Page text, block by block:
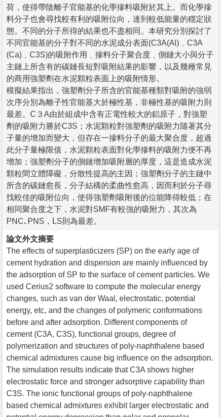
荷，使得帶陰離子官能基的化學摻料吸附於其上。而化學摻
料分子也會尋找較有利的吸附位向，達到較低能量的穩定狀
態。不同的分子所得的結果也不盡相同。本研究分別探討了
不同官能基的分子對不同的水泥成分表面(C3A(Al)﹑C3A
(Ca)﹑C3S)的吸附作用﹑摻料分子聚合度﹑側鏈大小與分子
主鏈上所含有的碳鏈長短對吸附結果的影響，以及幾種常見
的商用強塑劑在水泥顆粒表面上的吸附情形。
模擬結果指出，強塑劑分子所含的官能基種類對吸附的強弱
次序分別為離子性官能基大於極性基，非極性基的吸附力則
最差。C３A由於組成中含有正電性較大的鋁原子，對強塑
劑的吸附力勝於C3S；水泥顆粒對強塑劑的吸附力隨著其分
子量的增加而變大，但存在一摻料分子的最大聚合度，超過
此分子量極限值，水泥顆粒表面對化學摻料的吸附力便不再
增加；強塑劑分子的側鏈增加吸附層的厚度，這是造成水泥
顆粒間立體障礙，分散性提高的主因；強塑劑分子的主鏈中
所含的碳鏈愈長，分子結構的柔曲性愈高，因而利於分子尋
找較佳的吸附位向，使得強塑劑吸附後的位能降得較低；在
相同聚合度之下，水泥對SMF有較強的吸附力，其次為
PNC､PNS，LS則為最差。
論文外文摘要
The effects of superplasticizers (SP) on the early age of
cement hydration and dispersion are mainly influenced by
the adsorption of SP to the surface of cement particles. We
used Cerius2 software to compute the molecular energy
changes, such as van der Waal, electrostatic, potential
energy, etc, and the changes of polymeric conformations
before and after adsorption. Different components of
cement (C3A, C3S), functional groups, degree of
polymerization and structures of poly-naphthalene based
chemical admixtures cause big influence on the adsorption.
The simulation results indicate that C3A shows higher
electrostatic force and stronger adsorptive capability than
C3S. The ionic functional groups of poly-naphthalene
based chemical admixtures exhibit larger electrostatic and